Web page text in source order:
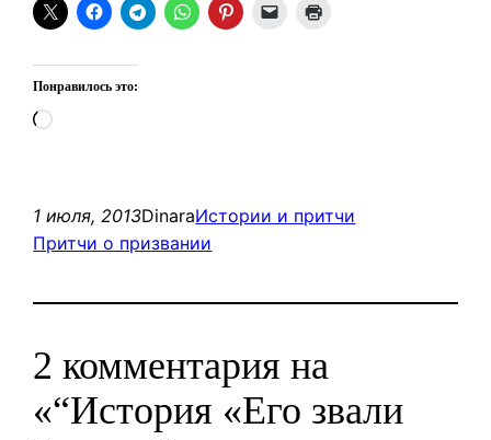
Понравилось это:
Загрузка…
1 июля, 2013DinaraИстории и притчи
Притчи о призвании
2 комментария на
«“История «Его звали